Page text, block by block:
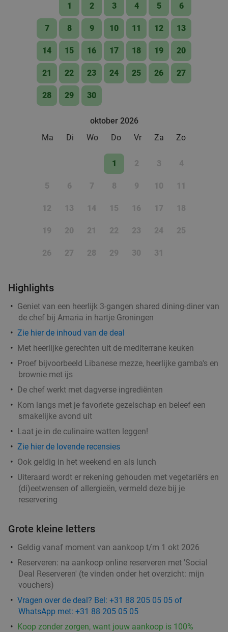
1 2 3 4 5 6
7 8 9 10 11 12 13
14 15 16 17 18 19 20
21 22 23 24 25 26 27
28 29 30
oktober 2026
Ma
Di Wo Do Vr Za Zo
1 2 3 4
5 6 7 8 9 10 11
12 13 14 15 16 17 18
19 20 21 22 23 24 25
26 27 28 29 30 31
Highlights
Geniet van een heerlijk 3-gangen shared dining-diner van
de chef bij Amaria in hartje Groningen
Zie hier de inhoud van de deal
Met heerlijke gerechten uit de mediterrane keuken
Proef bijvoorbeeld Libanese mezze, heerlijke gamba's en
brownie met ijs
De chef werkt met dagverse ingrediënten
Kom langs met je favoriete gezelschap en beleef een
smakelijke avond uit
Laat je in de culinaire watten leggen!
Zie hier de lovende recensies
Ook geldig in het weekend en als lunch
Uiteraard wordt er rekening gehouden met vegetariërs en
(di)eetwensen of allergieën, vermeld deze bij je
reservering
Grote kleine letters
Geldig vanaf moment van aankoop t/m 1 okt 2026
Reserveren: na aankoop online reserveren met 'Social
Deal Reserveren' (te vinden onder het overzicht: mijn
vouchers)
Vragen over de deal? Bel: +31 88 205 05 05 of
WhatsApp met: +31 88 205 05 05
Koop zonder zorgen, want jouw aankoop is 100%